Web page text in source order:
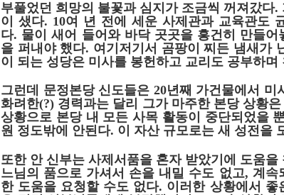
부풀었던 희망의 불꽃과 심지가 조금씩 꺼져갔다.
이 샜다. 10여 년 전에 세운 사제관과 교육관도
다. 물이 새어 들어와 바닥 곳곳을 흥건히 만들어
을 퍼내야 했다. 여기저기서 곰팡이 찌든 냄새가
이 되는 성당은 미사를 봉헌하고 교리도 공부하
그런데 문정본당 신도들은 20년째 가건물에서 미
화려한(?) 경력과는 달리 그가 마주한 본당 상황
상황으로 본당 내 모든 사목 활동이 중단되었을
원 정도밖에 안된다. 이 자산 규모로는 새 성전을
또한 안 신부는 사제서품을 혼자 받았기에 도움
느님의 품으로 가셔서 손을 내밀 수도 없고, 계속
한 도움을 요청할 수도 없다. 이러한 상황에서 좋